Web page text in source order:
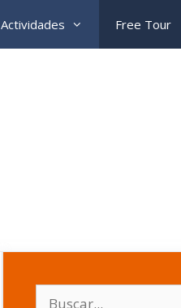
Actividades Free Tour